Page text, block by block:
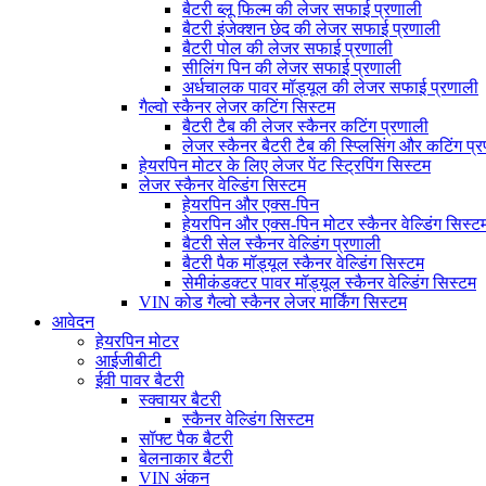
बैटरी ब्लू फिल्म की लेजर सफाई प्रणाली
बैटरी इंजेक्शन छेद की लेजर सफाई प्रणाली
बैटरी पोल की लेजर सफाई प्रणाली
सीलिंग पिन की लेजर सफाई प्रणाली
अर्धचालक पावर मॉड्यूल की लेजर सफाई प्रणाली
गैल्वो स्कैनर लेजर कटिंग सिस्टम
बैटरी टैब की लेजर स्कैनर कटिंग प्रणाली
लेजर स्कैनर बैटरी टैब की स्प्लिसिंग और कटिंग
हेयरपिन मोटर के लिए लेजर पेंट स्ट्रिपिंग सिस्टम
लेजर स्कैनर वेल्डिंग सिस्टम
हेयरपिन और एक्स-पिन
हेयरपिन और एक्स-पिन मोटर स्कैनर वेल्डिंग
बैटरी सेल स्कैनर वेल्डिंग प्रणाली
बैटरी पैक मॉड्यूल स्कैनर वेल्डिंग सिस्टम
सेमीकंडक्टर पावर मॉड्यूल स्कैनर वेल्डिंग सिस्टम
VIN कोड गैल्वो स्कैनर लेजर मार्किंग सिस्टम
आवेदन
हेयरपिन मोटर
आईजीबीटी
ईवी पावर बैटरी
स्क्वायर बैटरी
स्कैनर वेल्डिंग सिस्टम
सॉफ्ट पैक बैटरी
बेलनाकार बैटरी
VIN अंकन